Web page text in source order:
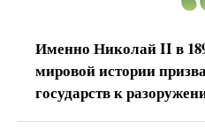
Именно Николай II в
мировой истории
государств к